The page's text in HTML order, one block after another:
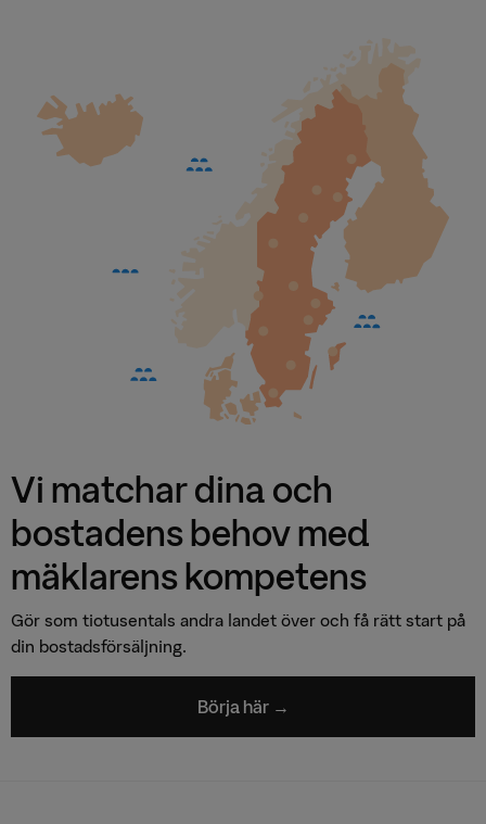
Vi matchar dina och
bostadens behov med
mäklarens kompetens
Gör som tiotusentals andra landet över och få rätt start på
din bostadsförsäljning.
Börja här →